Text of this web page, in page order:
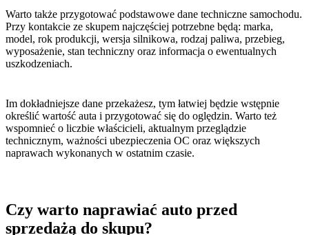
Warto także przygotować podstawowe dane techniczne samochodu.
Przy kontakcie ze skupem najczęściej potrzebne będą: marka,
model, rok produkcji, wersja silnikowa, rodzaj paliwa, przebieg,
wyposażenie, stan techniczny oraz informacja o ewentualnych
uszkodzeniach.
Im dokładniejsze dane przekażesz, tym łatwiej będzie wstępnie
określić wartość auta i przygotować się do oględzin. Warto też
wspomnieć o liczbie właścicieli, aktualnym przeglądzie
technicznym, ważności ubezpieczenia OC oraz większych
naprawach wykonanych w ostatnim czasie.
Czy warto naprawiać auto przed
sprzedażą do skupu?